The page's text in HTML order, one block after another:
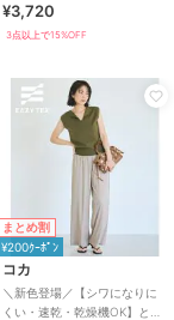
ンツ セミワイドパンツ ハイウ
エスト
¥3,720
3点以上で15%OFF
まとめ割
¥200ｸｰﾎﾟﾝ
コカ
＼新色登場／【シワになりに
くい・速乾・乾燥機OK】とろ